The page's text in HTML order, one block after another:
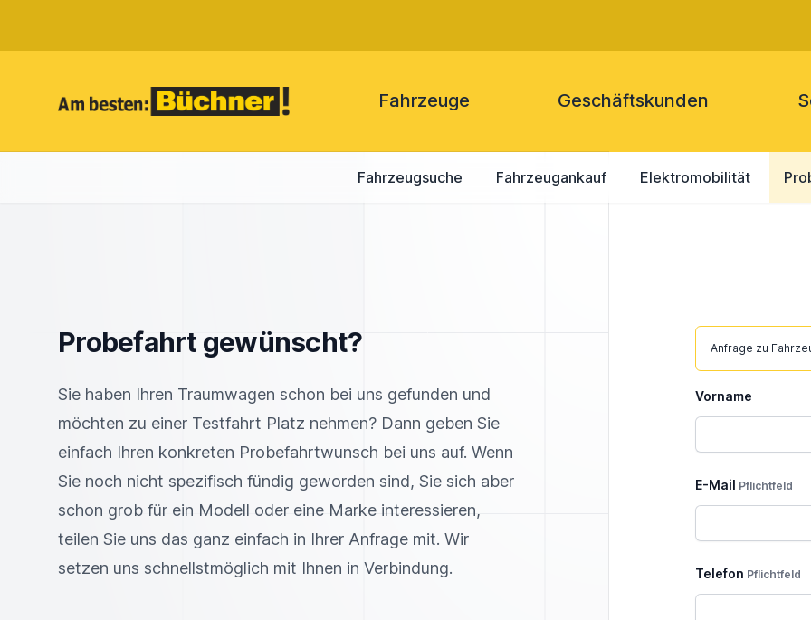
Fahrzeuge Geschäftskunden
Fahrzeugsuche Fahrzeugankauf Elektromobilität
Probefahrt gewünscht?
Sie haben Ihren Traumwagen schon bei uns gefunden und
möchten zu einer Testfahrt Platz nehmen? Dann geben Sie
einfach Ihren konkreten Probefahrtwunsch bei uns auf. Wenn
Sie noch nicht spezifisch fündig geworden sind, Sie sich aber
schon grob für ein Modell oder eine Marke interessieren,
teilen Sie uns das ganz einfach in Ihrer Anfrage mit. Wir
setzen uns schnellstmöglich mit Ihnen in Verbindung.
Anfrage zu
Vorname
E-Mail Pflichtfeld
Telefon Pflichtfeld